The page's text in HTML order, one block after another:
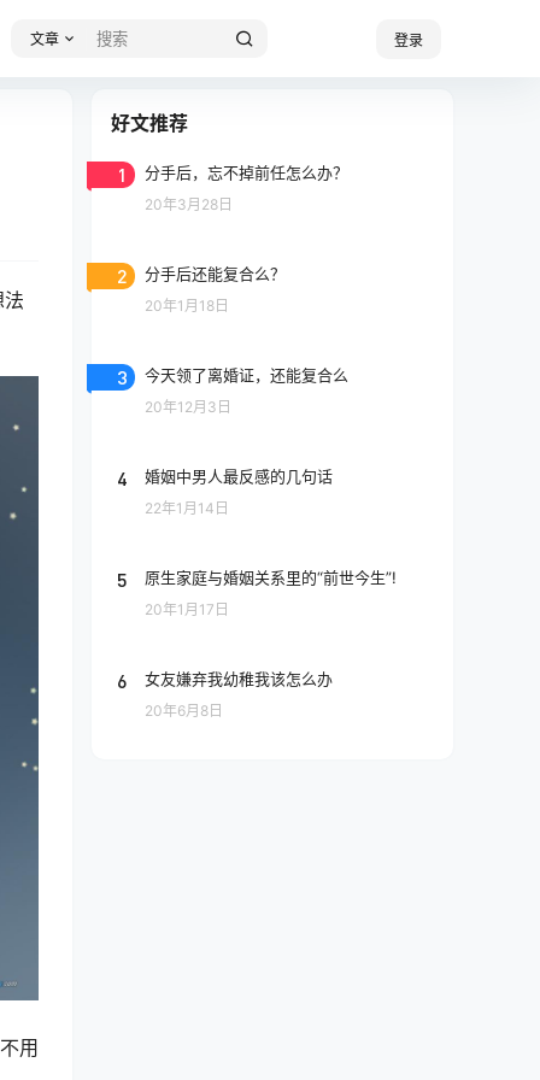
文章 登录
用
好文推荐
1 分手后，忘不掉前任怎么办？
20年3月28日
2 分手后还能复合么？
20年1月18日
3 今天领了离婚证，还能复合么
20年12月3日
4 婚姻中男人最反感的几句话
22年1月14日
5 原生家庭与婚姻关系里的“前世今生”!
20年1月17日
6 女友嫌弃我幼稚我该怎么办
20年6月8日